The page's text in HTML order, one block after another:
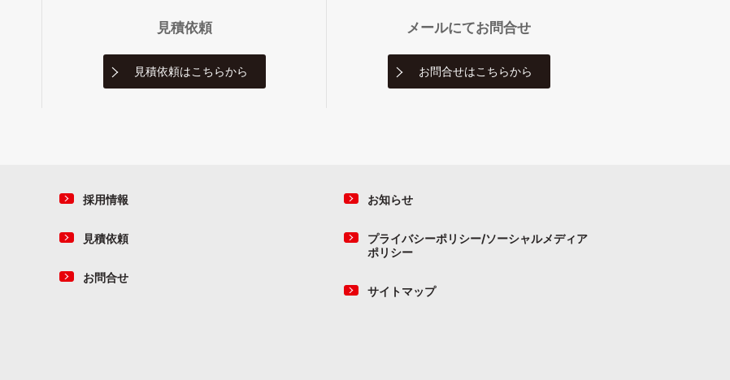
見積依頼
見積依頼はこちらから
メールにてお問合せ
お問合せはこちらから
採用情報
見積依頼
お問合せ
お知らせ
プライバシーポリシー/ソーシャルメディア
ポリシー
サイトマップ